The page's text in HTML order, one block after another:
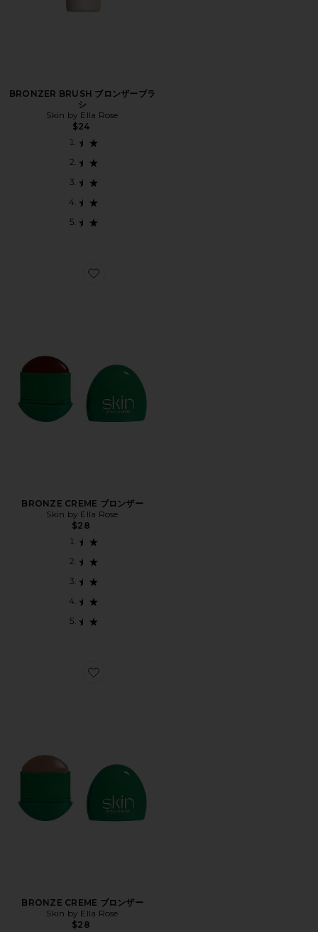
BRONZER BRUSH ブロンザーブラ
シ
Skin by Ella Rose
$24
Favorite BRONZE CREME ブロンザー
BRONZE CREME ブロンザー
Skin by Ella Rose
$28
Favorite BRONZE CREME ブロンザー
BRONZE CREME ブロンザー
Skin by Ella Rose
$28